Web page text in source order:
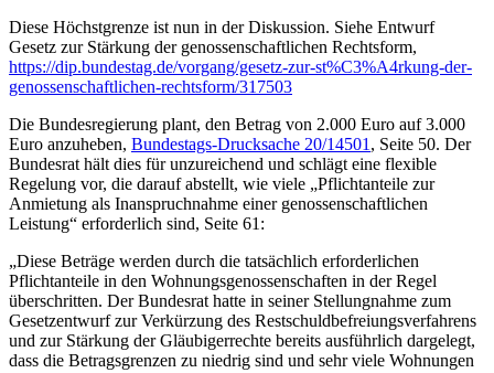
Diese Höchstgrenze ist nun in der Diskussion. Siehe Entwurf
Gesetz zur Stärkung der genossenschaftlichen Rechtsform,
https://dip.bundestag.de/vorgang/gesetz-zur-st%C3%A4rkung-der-
genossenschaftlichen-rechtsform/317503
Die Bundesregierung plant, den Betrag von 2.000 Euro auf 3.000
Euro anzuheben, Bundestags-Drucksache 20/14501 , Seite 50. Der
Bundesrat hält dies für unzureichend und schlägt eine flexible
Regelung vor, die darauf abstellt, wie viele „Pflichtanteile zur
Anmietung als Inanspruchnahme einer genossenschaftlichen
Leistung“ erforderlich sind, Seite 61:
„Diese Beträge werden durch die tatsächlich erforderlichen
Pflichtanteile in den Wohnungsgenossenschaften in der Regel
überschritten. Der Bundesrat hatte in seiner Stellungnahme zum
Gesetzentwurf zur Verkürzung des Restschuldbefreiungsverfahrens
und zur Stärkung der Gläubigerrechte bereits ausführlich dargelegt,
dass die Betragsgrenzen zu niedrig sind und sehr viele Wohnungen